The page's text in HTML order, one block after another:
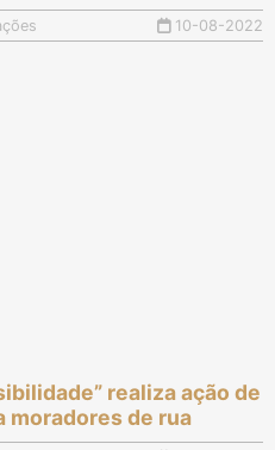
10-08-2022
realiza ação de
moradores de rua